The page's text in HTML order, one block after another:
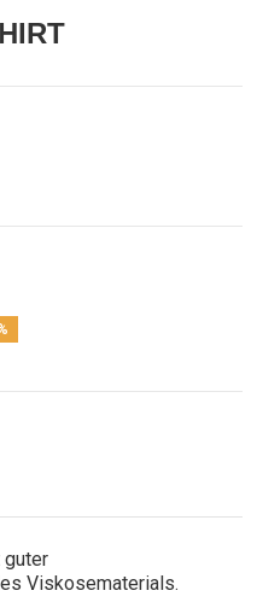
guter
Viskosematerials.